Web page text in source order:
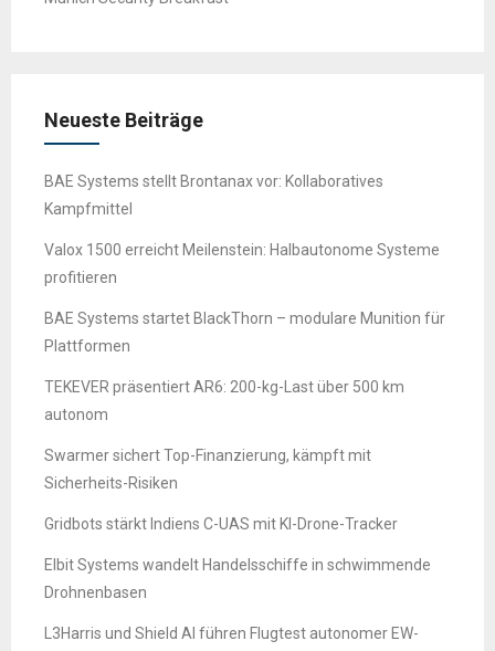
Neueste Beiträge
BAE Systems stellt Brontanax vor: Kollaboratives
Kampfmittel
Valox 1500 erreicht Meilenstein: Halbautonome Systeme
profitieren
BAE Systems startet BlackThorn – modulare Munition für
Plattformen
TEKEVER präsentiert AR6: 200-kg-Last über 500 km
autonom
Swarmer sichert Top-Finanzierung, kämpft mit
Sicherheits-Risiken
Gridbots stärkt Indiens C-UAS mit KI-Drone-Tracker
Elbit Systems wandelt Handelsschiffe in schwimmende
Drohnenbasen
L3Harris und Shield AI führen Flugtest autonomer EW-